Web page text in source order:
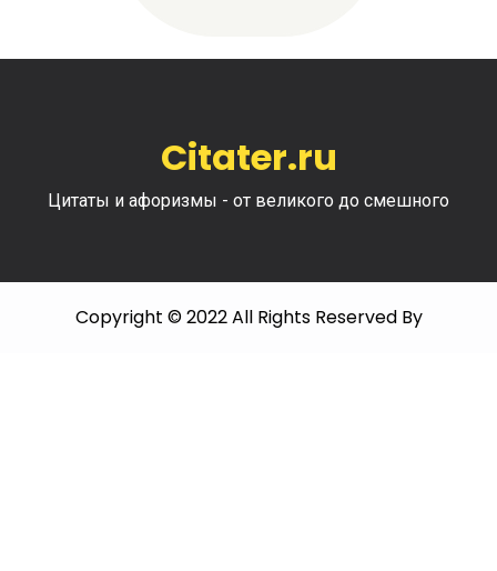
Citater.ru
Цитаты и афоризмы - от великого до смешного
Copyright © 2022 All Rights Reserved By